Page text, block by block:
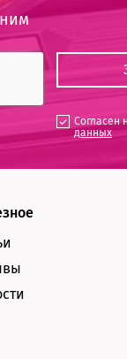
Согласен
данных